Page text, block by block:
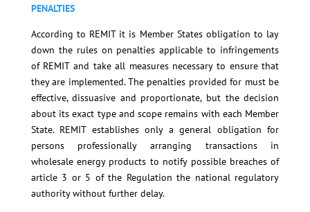
PENALTIES
According to REMIT it is Member States obligation to lay
down the rules on penalties applicable to infringements
of REMIT and take all measures necessary to ensure that
they are implemented. The penalties provided for must be
effective, dissuasive and proportionate, but the decision
about its exact type and scope remains with each Member
State. REMIT establishes only a general obligation for
persons professionally arranging transactions in
wholesale energy products to notify possible breaches of
article 3 or 5 of the Regulation the national regulatory
authority without further delay.